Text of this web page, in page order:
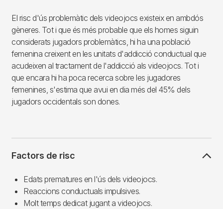
El risc d'ús problemàtic dels videojocs existeix en ambdós
gèneres. Tot i que és més probable que els homes siguin
considerats jugadors problemàtics, hi ha una població
femenina creixent en les unitats d'addicció conductual que
acudeixen al tractament de l'addicció als videojocs. Tot i
que encara hi ha poca recerca sobre les jugadores
femenines, s'estima que avui en dia més del 45% dels
jugadors occidentals son dones.
Factors de risc
Edats prematures en l'ús dels videojocs.
Reaccions conductuals impulsives.
Molt temps dedicat jugant a videojocs.